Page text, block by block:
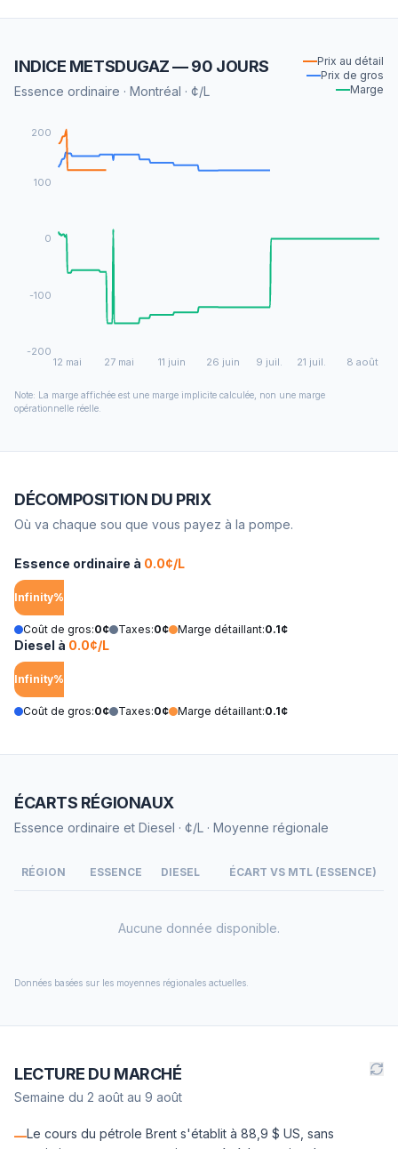
INDICE METSDUGAZ — 90 JOURS
Essence ordinaire · Montréal · ¢/L
Prix au détail
Prix de gros
Marge
12 mai 27 mai 11 juin 26 juin 9 juil. 21 juil. 8 août
-200
-100
0
100
200
Note: La marge affichée est une marge implicite calculée, non une marge
opérationnelle réelle.
DÉCOMPOSITION DU PRIX
Où va chaque sou que vous payez à la pompe.
Essence ordinaire à 0.0¢/L
Infinity%
Coût de gros:0¢ Taxes:0¢ Marge détaillant:0.1¢
Diesel à 0.0¢/L
Infinity%
Coût de gros:0¢ Taxes:0¢ Marge détaillant:0.1¢
ÉCARTS RÉGIONAUX
Essence ordinaire et Diesel · ¢/L · Moyenne régionale
RÉGION ESSENCE DIESEL ÉCART VS MTL (ESSENCE)
Aucune donnée disponible.
Données basées sur les moyennes régionales actuelles.
LECTURE DU MARCHÉ
Semaine du 2 août au 9 août
—Le cours du pétrole Brent s'établit à 88,9 $ US, sans